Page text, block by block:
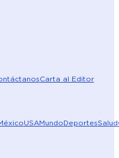
Carta al Editor
USAMundoDeportesSalud